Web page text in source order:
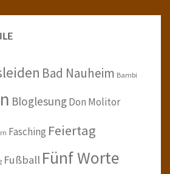
Bad Nauheim Bambi
BloglesungDon Molitor
Fasching Feiertag
Fußball Fünf Worte